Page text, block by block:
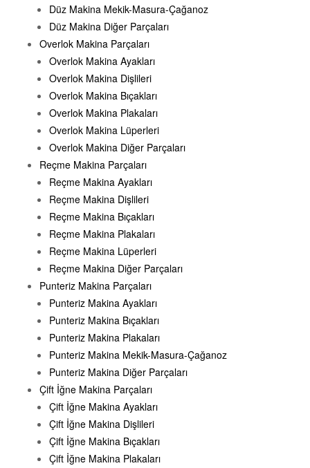
Düz Makina Mekik-Masura-Çağanoz
Düz Makina Diğer Parçaları
Overlok Makina Parçaları
Overlok Makina Ayakları
Overlok Makina Dişlileri
Overlok Makina Bıçakları
Overlok Makina Plakaları
Overlok Makina Lüperleri
Overlok Makina Diğer Parçaları
Reçme Makina Parçaları
Reçme Makina Ayakları
Reçme Makina Dişlileri
Reçme Makina Bıçakları
Reçme Makina Plakaları
Reçme Makina Lüperleri
Reçme Makina Diğer Parçaları
Punteriz Makina Parçaları
Punteriz Makina Ayakları
Punteriz Makina Bıçakları
Punteriz Makina Plakaları
Punteriz Makina Mekik-Masura-Çağanoz
Punteriz Makina Diğer Parçaları
Çift İğne Makina Parçaları
Çift İğne Makina Ayakları
Çift İğne Makina Dişlileri
Çift İğne Makina Bıçakları
Çift İğne Makina Plakaları